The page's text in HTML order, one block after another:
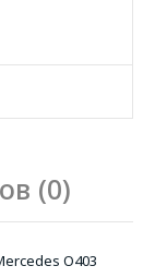
(0)
O403